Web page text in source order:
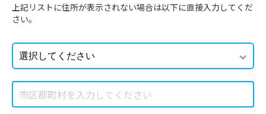
上記リストに住所が表示されない場合は以下に直接入力してくだ
さい。